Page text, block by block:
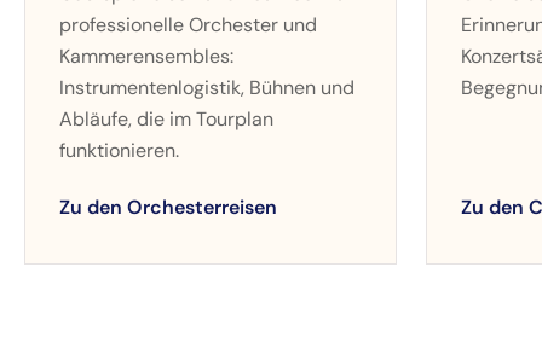
professionelle Orchester und
Kammerensembles:
Instrumentenlogistik, Bühnen und
Abläufe, die im Tourplan
funktionieren.
Zu den Orchesterreisen Zu den